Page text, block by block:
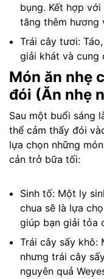
bụng. Kết hợp
tăng thêm hương
Trái cây tươi:
giải khát và cung
Món ăn nhẹ
đói (Ăn nhẹ
Sau một buổi sáng
thể cảm thấy đói
lựa chọn những
cản trở bữa tối:
Sinh tố: Một ly
chua sẽ là lựa
giúp bạn giải tỏa
Trái cây sấy khô:
nhưng trái cây
nguyên quả